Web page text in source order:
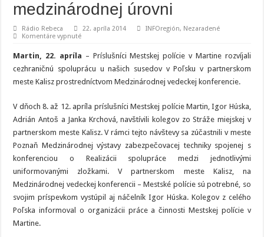
medzinárodnej úrovni
Rádio Rebeca 22. apríla 2014 INFOregión, Nezaradené
Komentáre vypnuténa
polícia
v
Martine
spoluprácu
úrovni
Martin, 22. apríla – Príslušníci Mestskej polície v Martine rozvíjali
cezhraničnú spoluprácu u našich susedov v Poľsku v partnerskom
meste Kalisz prostredníctvom Medzinárodnej vedeckej konferencie.
V dňoch 8. až 12. apríla príslušníci Mestskej polície Martin, Igor Húska,
Adrián Antoš a Janka Krchová, navštívili kolegov zo Stráže miejskej v
partnerskom meste Kalisz. V rámci tejto návštevy sa zúčastnili v meste
Poznaň Medzinárodnej výstavy zabezpečovacej techniky spojenej s
konferenciou o Realizácii spolupráce medzi jednotlivými
uniformovanými zložkami. V partnerskom meste Kalisz, na
Medzinárodnej vedeckej konferencii – Mestské polície sú potrebné, so
svojim príspevkom vystúpil aj náčelník Igor Húska. Kolegov z celého
Poľska informoval o organizácii práce a činnosti Mestskej polície v
Martine.